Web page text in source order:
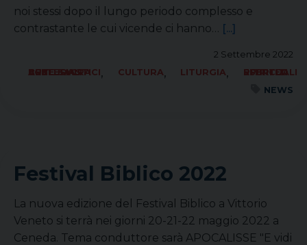
noi stessi dopo il lungo periodo complesso e
contrastante le cui vicende ci hanno… [...]
2 Settembre 2022
ARTE SACRA BENI CULTURALI ECCLESIASTICI, CULTURA, LITURGIA,
RITIRI ED ESERCIZI SPIRITUALI
NEWS
Festival Biblico 2022
La nuova edizione del Festival Biblico a Vittorio
Veneto si terrà nei giorni 20-21-22 maggio 2022 a
Ceneda. Tema conduttore sarà APOCALISSE "E vidi